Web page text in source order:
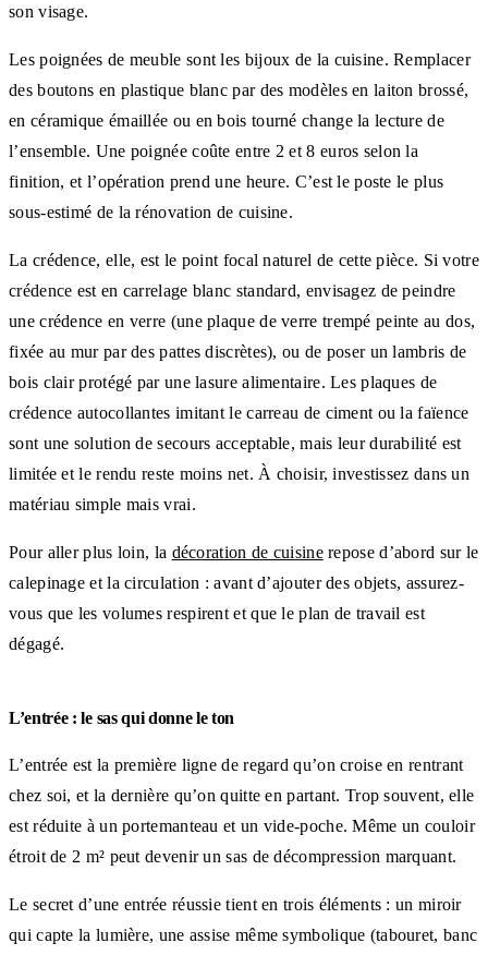
son visage.
Les poignées de meuble sont les bijoux de la cuisine. Remplacer
des boutons en plastique blanc par des modèles en laiton brossé,
en céramique émaillée ou en bois tourné change la lecture de
l’ensemble. Une poignée coûte entre 2 et 8 euros selon la
finition, et l’opération prend une heure. C’est le poste le plus
sous-estimé de la rénovation de cuisine.
La crédence, elle, est le point focal naturel de cette pièce. Si votre
crédence est en carrelage blanc standard, envisagez de peindre
une crédence en verre (une plaque de verre trempé peinte au dos,
fixée au mur par des pattes discrètes), ou de poser un lambris de
bois clair protégé par une lasure alimentaire. Les plaques de
crédence autocollantes imitant le carreau de ciment ou la faïence
sont une solution de secours acceptable, mais leur durabilité est
limitée et le rendu reste moins net. À choisir, investissez dans un
matériau simple mais vrai.
Pour aller plus loin, la décoration de cuisinerepose d’abord sur le
calepinage et la circulation : avant d’ajouter des objets, assurez-
vous que les volumes respirent et que le plan de travail est
dégagé.
L’entrée : le sas qui donne le ton
L’entrée est la première ligne de regard qu’on croise en rentrant
chez soi, et la dernière qu’on quitte en partant. Trop souvent, elle
est réduite à un portemanteau et un vide-poche. Même un couloir
étroit de 2 m² peut devenir un sas de décompression marquant.
Le secret d’une entrée réussie tient en trois éléments : un miroir
qui capte la lumière, une assise même symbolique (tabouret, banc